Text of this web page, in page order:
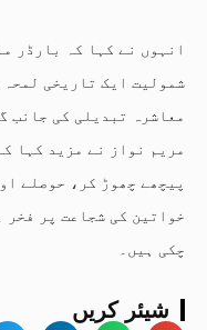
انہوں نے کہا کہ بارڈر
شمولیت ایک تاریخی لمحہ
معاشرہ تبدیلی کی جانب
مریم نواز نے مزید کہا
پیچھے چھوڑ کر، حوصلے
خواتین کی شجاعت پر فخر
چکی ہیں۔
شیئر کریں